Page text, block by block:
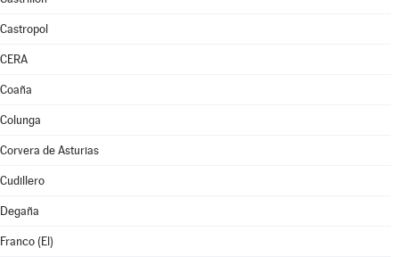
Castropol
CERA
Coaña
Colunga
Corvera de Asturias
Cudillero
Degaña
Franco (El)